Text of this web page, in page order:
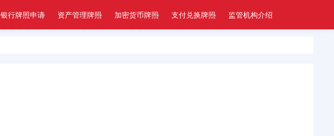
银行牌照申请 资产管理牌照 加密货币牌照 支付兑换牌照 监管机构介绍